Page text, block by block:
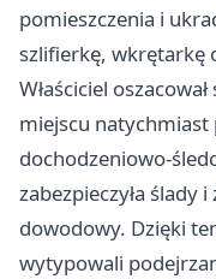
pomieszczenia i
szlifierkę, wkrętarkę
Właściciel
miejscu natychmiast
dochodzeniowo-
zabezpieczyła ślady
dowodowy. Dzięki
wytypowali